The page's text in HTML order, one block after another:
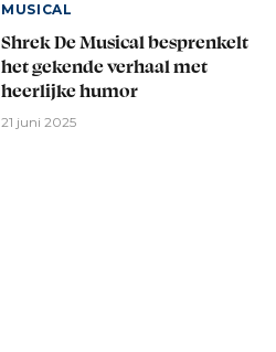
MUSICAL
Shrek De Musical besprenkelt
het gekende verhaal met
heerlijke humor
21 juni 2025